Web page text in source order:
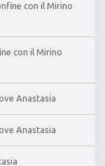
con il Mirino
con il Mirino
Anastasia
Anastasia